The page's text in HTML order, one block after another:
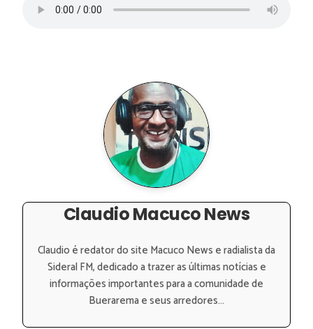
Claudio Macuco News
Claudio é redator do site Macuco News e radialista da
Sideral FM, dedicado a trazer as últimas notícias e
informações importantes para a comunidade de
Buerarema e seus arredores...